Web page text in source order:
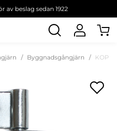
av beslag sedan 1922
Byggnadsgångjärn